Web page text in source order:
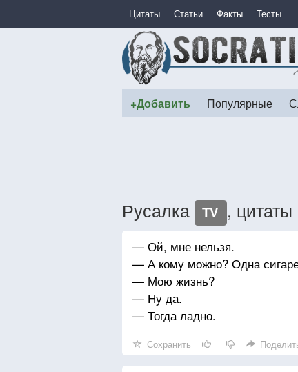
Цитаты Статьи Факты Тесты
+Добавить Популярные
Русалка TV , цитаты
— Ой, мне нельзя.
— А кому можно? Одна
— Мою жизнь?
— Ну да.
— Тогда ладно.
Сохранить